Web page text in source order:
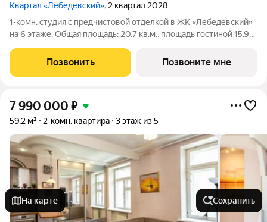
Квартал «Лебедевский», 2 квартал 2028
1-комн. студия с предчистовой отделкой в ЖК «Лебедевский»
на 6 этаже. Общая площадь: 20.7 кв.м., площадь гостиной 15.9
выходят на одну сторону. В квартире один балкон, один
совмещенный
Позвонить Позвоните мне
7 990 000 ₽
59,2 м² 2-комн. квартира 3 этаж из 5
На карте Сохранить